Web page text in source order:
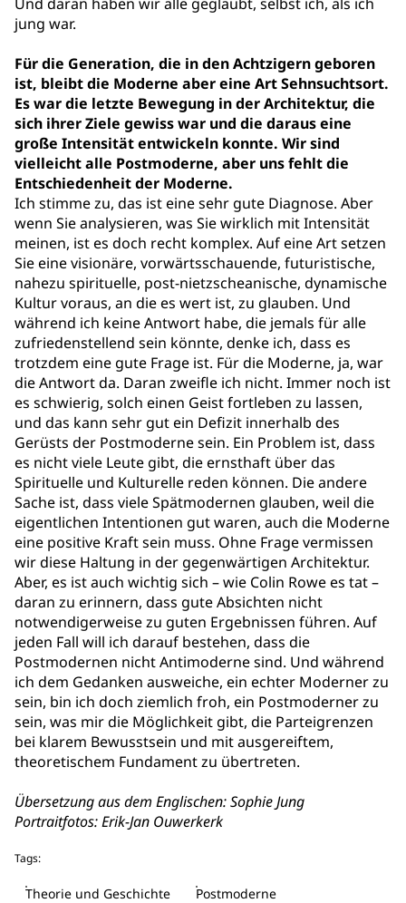
jung war.
Für die Generation, die in den Achtzigern geboren
ist, bleibt die Moderne aber eine Art Sehnsuchtsort.
Es war die letzte Bewegung in der Architektur, die
sich ihrer Ziele gewiss war und die daraus eine
große Intensität entwickeln konnte. Wir sind
vielleicht alle Postmoderne, aber uns fehlt die
Entschiedenheit der Moderne.
Ich stimme zu, das ist eine sehr gute Diagnose. Aber
wenn Sie analysieren, was Sie wirklich mit Intensität
meinen, ist es doch recht komplex. Auf eine Art setzen
Sie eine visionäre, vorwärtsschauende, futuristische,
nahezu spirituelle, post-nietzscheanische, dynamische
Kultur voraus, an die es wert ist, zu glauben. Und
während ich keine Antwort habe, die jemals für alle
zufriedenstellend sein könnte, denke ich, dass es
trotzdem eine gute Frage ist. Für die Moderne, ja, war
die Antwort da. Daran zweifle ich nicht. Immer noch ist
es schwierig, solch einen Geist fortleben zu lassen,
und das kann sehr gut ein Defizit innerhalb des
Gerüsts der Postmoderne sein. Ein Problem ist, dass
es nicht viele Leute gibt, die ernsthaft über das
Spirituelle und Kulturelle reden können. Die andere
Sache ist, dass viele Spätmodernen glauben, weil die
eigentlichen Intentionen gut waren, auch die Moderne
eine positive Kraft sein muss. Ohne Frage vermissen
wir diese Haltung in der gegenwärtigen Architektur.
Aber, es ist auch wichtig sich – wie Colin Rowe es tat –
daran zu erinnern, dass gute Absichten nicht
notwendigerweise zu guten Ergebnissen führen. Auf
jeden Fall will ich darauf bestehen, dass die
Postmodernen nicht Antimoderne sind. Und während
ich dem Gedanken ausweiche, ein echter Moderner zu
sein, bin ich doch ziemlich froh, ein Postmoderner zu
sein, was mir die Möglichkeit gibt, die Parteigrenzen
bei klarem Bewusstsein und mit ausgereiftem,
theoretischem Fundament zu übertreten.
Übersetzung aus dem Englischen: Sophie Jung
Portraitfotos: Erik-Jan Ouwerkerk
Tags:
Theorie und Geschichte
Postmoderne